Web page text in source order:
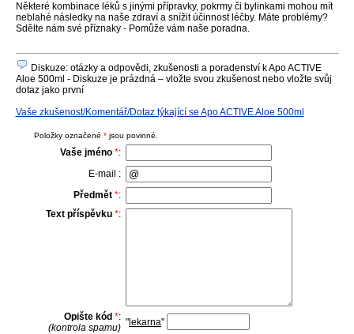
Některé kombinace léků s jinými přípravky, pokrmy či bylinkami mohou mít
neblahé následky na naše zdraví a snížit účinnost léčby. Máte problémy?
Sdělte nám své příznaky - Pomůže vám naše poradna.
Diskuze: otázky a odpovědi, zkušenosti a poradenství k Apo ACTIVE
Aloe 500ml - Diskuze je prázdná – vložte svou zkušenost nebo vložte svůj
dotaz jako první
Vaše zkušenost/Komentář/Dotaz týkající se Apo ACTIVE Aloe 500ml
Položky označené * jsou povinné.
Vaše jméno *:
E-mail :
Předmět *:
Text příspěvku *:
Opište kód *:
(kontrola spamu) " lekarna"